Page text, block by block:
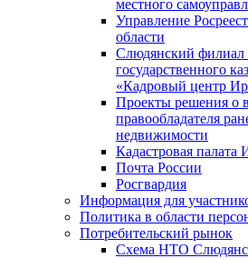
местного
Управление
области
Слюдянский филиал
государственного
«Кадровый центр
Проекты решения о
правообладателя
недвижимости
Кадастровая палата
Почта России
Росгвардия
Информация для
Политика в области
Потребительский рынок
Схема НТО